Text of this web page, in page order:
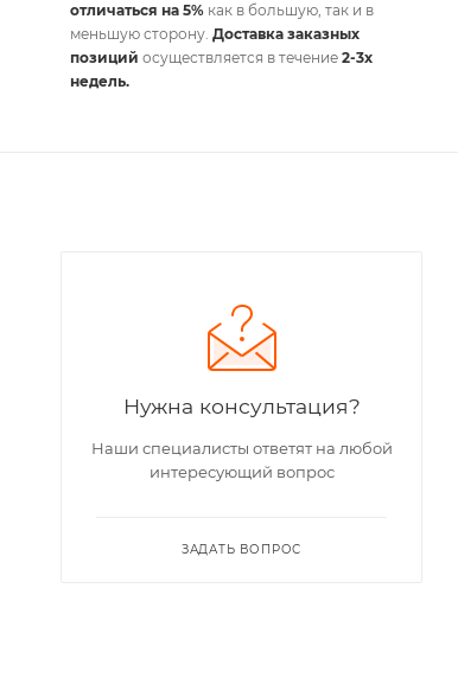
отличаться на 5%как в большую, так и в
меньшую сторону. Доставка заказных
позиций осуществляется в течение 2-3х
недель.
Нужна консультация?
Наши специалисты ответят на любой
интересующий вопрос
ЗАДАТЬ ВОПРОС